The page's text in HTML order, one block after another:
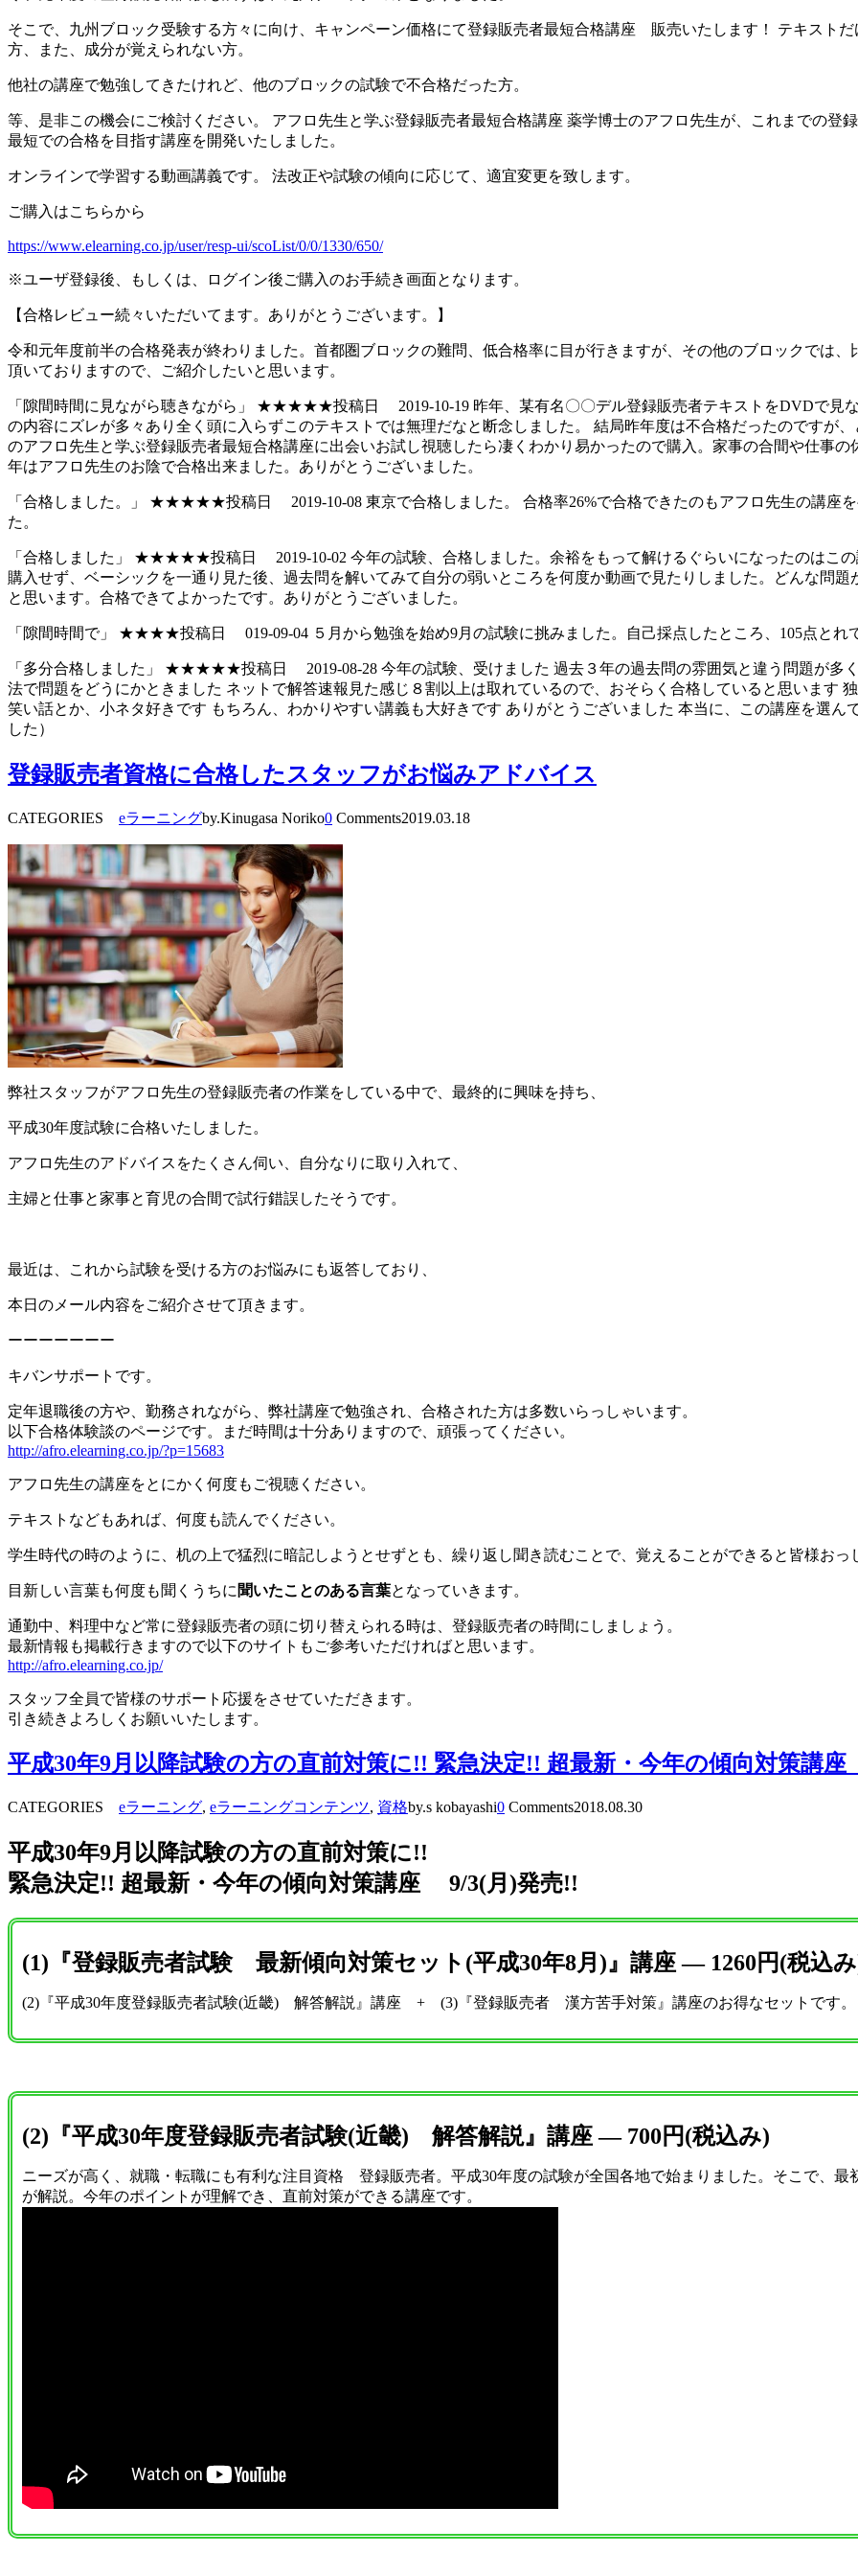
そこで、九州ブロック受験する方々に向け、キャンペーン価格にて登録販売者最短合格講座 販売いたします！ テキスト
方、また、成分が覚えられない方。
他社の講座で勉強してきたけれど、他のブロックの試験で不合格だった方。
等、是非この機会にご検討ください。 アフロ先生と学ぶ登録販売者最短合格講座 薬学博士のアフロ先生が、これまでの登
最短での合格を目指す講座を開発いたしました。
オンラインで学習する動画講義です。 法改正や試験の傾向に応じて、適宜変更を致します。
ご購入はこちらから
https://www.elearning.co.jp/user/resp-ui/scoList/0/0/1330/650/
※ユーザ登録後、もしくは、ログイン後ご購入のお手続き画面となります。
【合格レビュー続々いただいてます。ありがとうございます。】
令和元年度前半の合格発表が終わりました。首都圏ブロックの難問、低合格率に目が行きますが、その他のブロックでは
頂いておりますので、ご紹介したいと思います。
「隙間時間に見ながら聴きながら」 ★★★★★投稿日 2019-10-19 昨年、某有名〇〇デル登録販売者テキストをDVDで見
の内容にズレが多々あり全く頭に入らずこのテキストでは無理だなと断念しました。 結局昨年度は不合格だったのですが
のアフロ先生と学ぶ登録販売者最短合格講座に出会いお試し視聴したら凄くわかり易かったので購入。家事の合間や仕事
年はアフロ先生のお陰で合格出来ました。ありがとうございました。
「合格しました。」 ★★★★★投稿日 2019-10-08 東京で合格しました。 合格率26%で合格できたのもアフロ先生の講座
た。
「合格しました」 ★★★★★投稿日 2019-10-02 今年の試験、合格しました。余裕をもって解けるぐらいになったのはこの
購入せず、ベーシックを一通り見た後、過去問を解いてみて自分の弱いところを何度か動画で見たりしました。どんな問
と思います。合格できてよかったです。ありがとうございました。
「隙間時間で」 ★★★★投稿日 019-09-04 ５月から勉強を始め9月の試験に挑みました。自己採点したところ、105点とれ
「多分合格しました」 ★★★★★投稿日 2019-08-28 今年の試験、受けました 過去３年の過去問の雰囲気と違う問題が多
法で問題をどうにかときました ネットで解答速報見た感じ８割以上は取れているので、おそらく合格していると思います
笑い話とか、小ネタ好きです もちろん、わかりやすい講義も大好きです ありがとうございました 本当に、この講座を選ん
した）
登録販売者資格に合格したスタッフがお悩みアドバイス
CATEGORIES eラーニングby.Kinugasa Noriko0 Comments2019.03.18
弊社スタッフがアフロ先生の登録販売者の作業をしている中で、最終的に興味を持ち、
平成30年度試験に合格いたしました。
アフロ先生のアドバイスをたくさん伺い、自分なりに取り入れて、
主婦と仕事と家事と育児の合間で試行錯誤したそうです。
最近は、これから試験を受ける方のお悩みにも返答しており、
本日のメール内容をご紹介させて頂きます。
ーーーーーーー
キバンサポートです。
定年退職後の方や、勤務されながら、弊社講座で勉強され、合格された方は多数いらっしゃいます。
以下合格体験談のページです。まだ時間は十分ありますので、頑張ってください。
http://afro.elearning.co.jp/?p=15683
アフロ先生の講座をとにかく何度もご視聴ください。
テキストなどもあれば、何度も読んでください。
学生時代の時のように、机の上で猛烈に暗記しようとせずとも、繰り返し聞き読むことで、覚えることができると皆様おっ
目新しい言葉も何度も聞くうちに 聞いたことのある言葉となっていきます。
通勤中、料理中など常に登録販売者の頭に切り替えられる時は、登録販売者の時間にしましょう。
最新情報も掲載行きますので以下のサイトもご参考いただければと思います。
http://afro.elearning.co.jp/
スタッフ全員で皆様のサポート応援をさせていただきます。
引き続きよろしくお願いいたします。
平成30年9月以降試験の方の直前対策に!! 緊急決定!! 超最新・今年の傾向対策講
CATEGORIES eラーニング, eラーニングコンテンツ, 資格by.s kobayashi0 Comments2018.08.30
平成30年9月以降試験の方の直前対策に!!
緊急決定!! 超最新・今年の傾向対策講座 9/3(月)発売!!
(1)『登録販売者試験 最新傾向対策セット(平成30年8月)』講座 ― 1260円(税込
(2)『平成30年度登録販売者試験(近畿) 解答解説』講座 + (3)『登録販売者 漢方苦手対策』講座のお得なセットです。
(2)『平成30年度登録販売者試験(近畿) 解答解説』講座 ― 700円(税込み)
ニーズが高く、就職・転職にも有利な注目資格 登録販売者。平成30年度の試験が全国各地で始まりました。そこで、
が解説。今年のポイントが理解でき、直前対策ができる講座です。